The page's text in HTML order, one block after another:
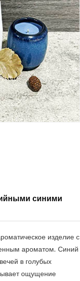
синими
изделие с
ароматом. Синий
в голубых
ощущение